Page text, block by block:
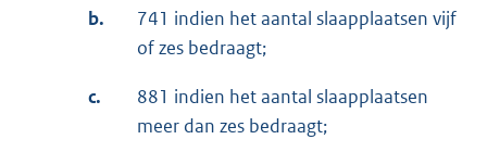
b.
741 indien het aantal slaapplaatsen vijf
of zes bedraagt;
c.
881 indien het aantal slaapplaatsen
meer dan zes bedraagt;